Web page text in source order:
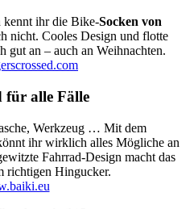
kennt ihr die Bike-Socken von
nicht. Cooles Design und flotte
gut an – auch an Weihnachten.
für alle Fälle
Werkzeug … Mit dem
ihr wirklich alles Mögliche an
Fahrrad-Design macht das
richtigen Hingucker.